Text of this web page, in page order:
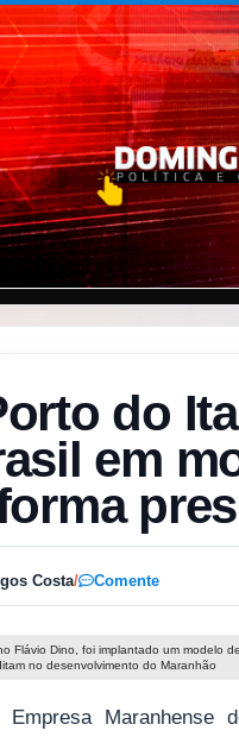
do
em
Costa/ Comente
Flávio Dino, foi implantado um modelo
no desenvolvimento do Maranhão
Maranhense